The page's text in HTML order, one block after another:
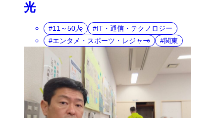
光
11～50人
IT・通信・テクノロジー
エンタメ・スポーツ・レジャー
関東